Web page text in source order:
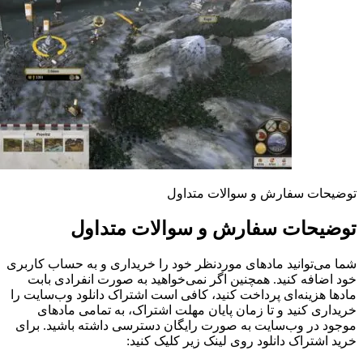
توضیحات سفارش و سوالات متداول
توضیحات سفارش و سوالات متداول
شما می‌توانید مادهای موردنظر خود را خریداری و به حساب کاربری
خود اضافه کنید. همچنین اگر نمی‌خواهید به صورت انفرادی بابت
مادها هزینه‌ای پرداخت کنید، کافی است اشتراک دانلود وب‌سایت را
خریداری کنید و تا زمان پایان مهلت اشتراک، به تمامی مادهای
موجود در وب‌سایت به صورت رایگان دسترسی داشته باشید. برای
خرید اشتراک دانلود روی لینک زیر کلیک کنید: